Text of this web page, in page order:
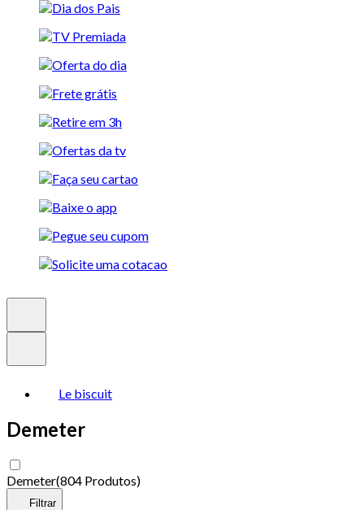
Le biscuit
Demeter
Demeter(804 Produtos)
Filtrar